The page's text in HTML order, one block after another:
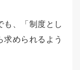
も、「制度とし
求められるよう